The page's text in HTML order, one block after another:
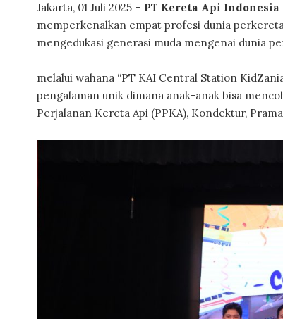
Jakarta, 01 Juli 2025 – PT Kereta Api Indonesia
memperkenalkan empat profesi dunia
mengedukasi generasi muda mengenai dunia
melalui wahana “PT KAI Central Station
pengalaman unik dimana anak-anak bisa
Perjalanan Kereta Api (PPKA), Kondektur,